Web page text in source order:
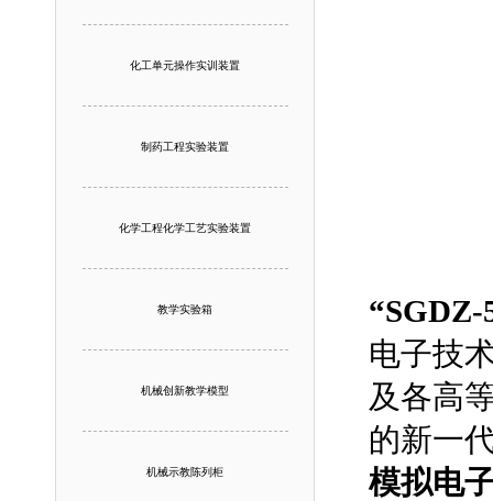
化工单元操作实训装置
制药工程实验装置
化学工程化学工艺实验装置
教学实验箱
机械创新教学模型
机械示教陈列柜
电子技
及各高
的新一
模拟电